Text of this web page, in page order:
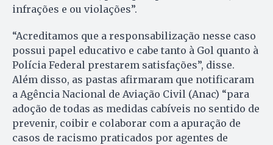
infrações e ou violações”.
“Acreditamos que a responsabilização nesse caso
possui papel educativo e cabe tanto à Gol quanto à
Polícia Federal prestarem satisfações”, disse.
Além disso, as pastas afirmaram que notificaram
a Agência Nacional de Aviação Civil (Anac) “para
adoção de todas as medidas cabíveis no sentido de
prevenir, coibir e colaborar com a apuração de
casos de racismo praticados por agentes de